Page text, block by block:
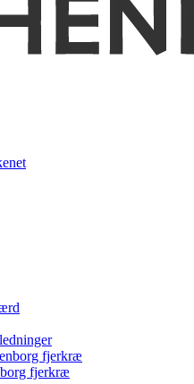
fjerkræ
fjerkræ